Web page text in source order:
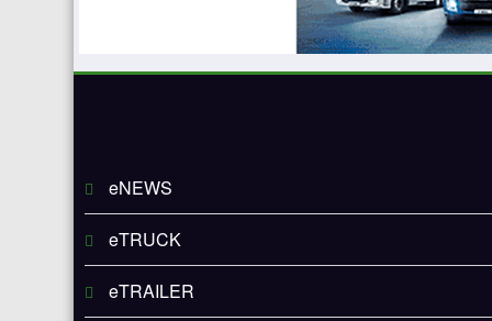
eNEWS
eTRUCK
eTRAILER